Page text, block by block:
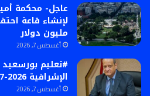
عاجل- محكمة
مليون دولار
أغسطس 7, 2026
#تعليم
الإشرافية 2026-2027
أغسطس 7, 2026